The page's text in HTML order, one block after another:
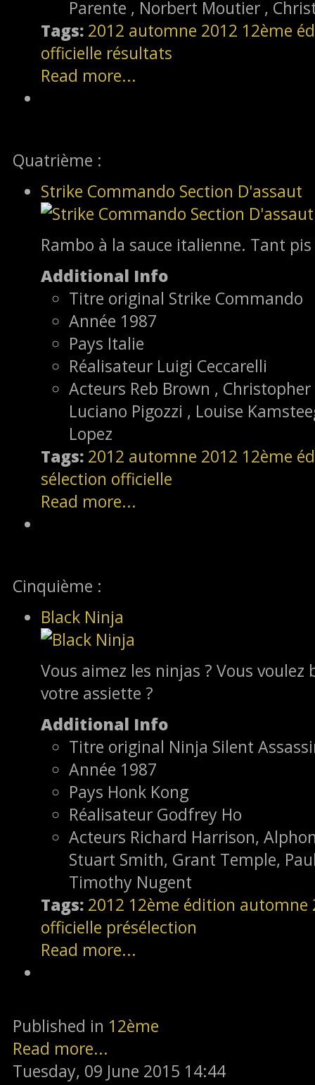
Parente , Norbert Moutier ,
Tags: 2012 automne 2012 12ème
officielle résultats
Read more...
Quatrième :
Strike Commando Section D'assaut
Rambo à la sauce italienne. Tant
Additional Info
Titre original Strike Commando
Année 1987
Pays Italie
Réalisateur Luigi Ceccarelli
Acteurs Reb Brown ,
Luciano Pigozzi , Louise
Lopez
Tags: 2012 automne 2012 12ème
sélection officielle
Read more...
Cinquième :
Black Ninja
Vous aimez les ninjas ? Vous
votre assiette ?
Additional Info
Titre original Ninja Silent
Année 1987
Pays Honk Kong
Réalisateur Godfrey Ho
Acteurs Richard Harrison,
Stuart Smith, Grant Temple,
Timothy Nugent
Tags: 2012 12ème édition automne
officielle présélection
Read more...
Published in 12ème
Read more...
Tuesday, 09 June 2015 14:44